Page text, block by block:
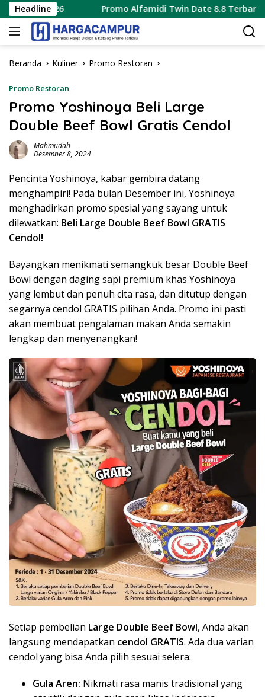
Langsung
ke
konten
Headline
2026 Promo Alfamidi Twin Date 8.8 Terbaru 8
Beranda Kuliner Promo Restoran
Promo Restoran
Promo Yoshinoya Beli Large
Double Beef Bowl Gratis Cendol
Mahmudah
Desember 8, 2024
Pencinta Yoshinoya, kabar gembira datang
menghampiri! Pada bulan Desember ini, Yoshinoya
menghadirkan promo spesial yang sayang untuk
dilewatkan: Beli Large Double Beef Bowl GRATIS
Cendol!
Bayangkan menikmati semangkuk besar Double Beef
Bowl dengan daging sapi premium khas Yoshinoya
yang lembut dan penuh cita rasa, dan ditutup dengan
segarnya cendol GRATIS pilihan Anda. Promo ini pasti
akan membuat pengalaman makan Anda semakin
lengkap dan menyenangkan!
Setiap pembelian Large Double Beef Bowl, Anda akan
langsung mendapatkan cendol GRATIS. Ada dua varian
cendol yang bisa Anda pilih sesuai selera:
Gula Aren: Nikmati rasa manis tradisional yang